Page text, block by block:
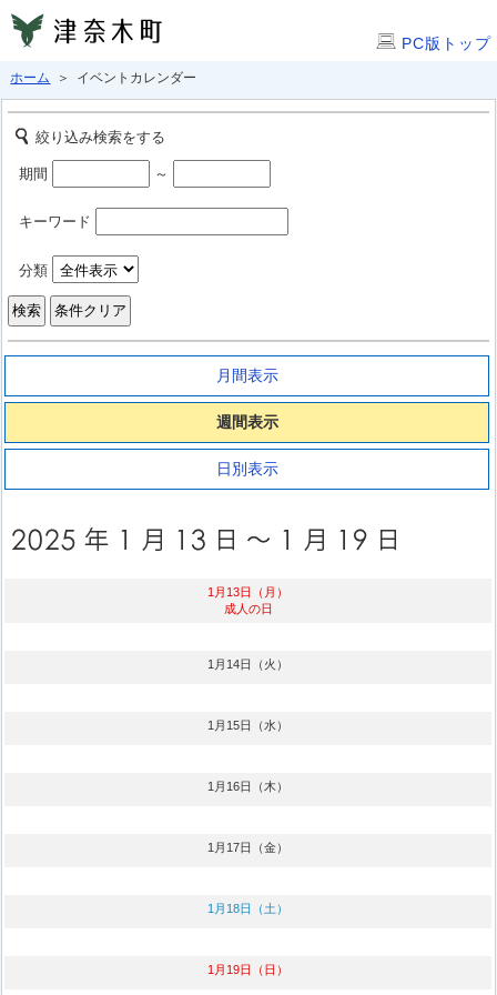
PC版トップ
ホーム ＞ イベントカレンダー
絞り込み検索をする
期間 ～
キーワード
分類
月間表示
週間表示
日別表示
1月13日（月）
成人の日
1月14日（火）
1月15日（水）
1月16日（木）
1月17日（金）
1月18日（土）
1月19日（日）